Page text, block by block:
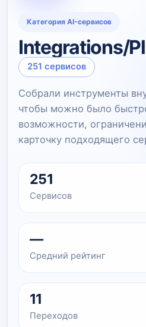
Категория AI-сервисов
Integrations/
251 сервисов
Собрали инструменты
чтобы можно было
возможности,
карточку подходящего
251
Сервисов
—
Средний рейтинг
11
Переходов